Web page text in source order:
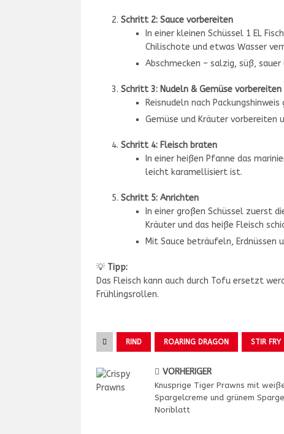
Schritt 2: Sauce vorbereiten
In einer kleinen Schüssel 1 EL
Chilischote und etwas Wasser
Abschmecken – salzig, süß,
Schritt 3: Nudeln & Gemüse vorbereiten
Reisnudeln nach
Gemüse und Kräuter vorbereiten
Schritt 4: Fleisch braten
In einer heißen Pfanne das
leicht karamellisiert ist.
Schritt 5: Anrichten
In einer großen Schüssel zuerst
Kräuter und das heiße Fleisch
Mit Sauce beträufeln, Erdnüssen
💡 Tipp:
Das Fleisch kann auch durch Tofu ersetzt
Frühlingsrollen.
RIND ROARING DRAGON STIR FRY
VORHERIGER
Knusprige Tiger Prawns mit
Spargelcreme und grünem
Noriblatt